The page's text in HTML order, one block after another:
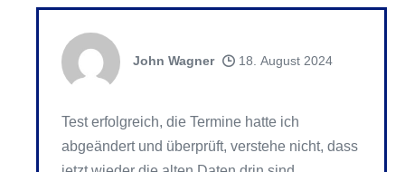
John Wagner 18. August 2024
Test erfolgreich, die Termine hatte ich
abgeändert und überprüft, verstehe nicht, dass